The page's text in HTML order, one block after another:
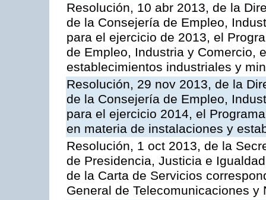
Resolución, 10 abr 2013, de la
de la Consejería de Empleo,
para el ejercicio de 2013, el
de Empleo, Industria y Comercio,
establecimientos industriales y
Resolución, 29 nov 2013, de la
de la Consejería de Empleo,
para el ejercicio 2014, el
en materia de instalaciones y
Resolución, 1 oct 2013, de la
de Presidencia, Justicia e
de la Carta de Servicios
General de Telecomunicaciones y